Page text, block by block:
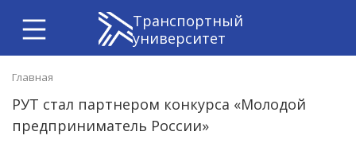
Транспортный
университет
Главная
РУТ стал партнером конкурса «Молодой
предприниматель России»